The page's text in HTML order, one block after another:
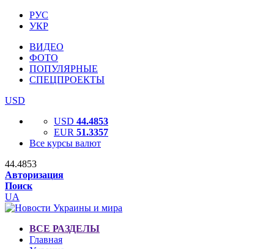
РУС
УКР
ВИДЕО
ФОТО
ПОПУЛЯРНЫЕ
СПЕЦПРОЕКТЫ
USD
USD 44.4853
EUR 51.3357
Все курсы валют
44.4853
Авторизация
Поиск
UA
ВСЕ РАЗДЕЛЫ
Главная